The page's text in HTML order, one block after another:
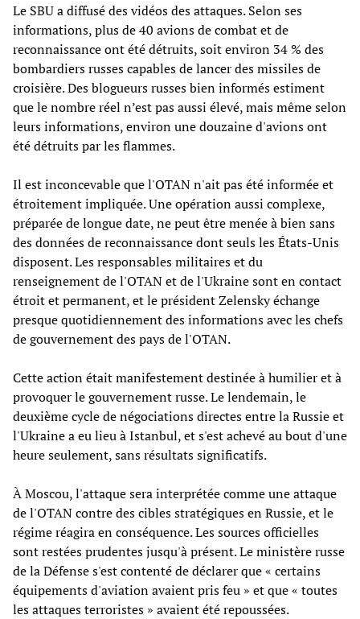
Le SBU a diffusé des vidéos des attaques. Selon ses
informations, plus de 40 avions de combat et de
reconnaissance ont été détruits, soit environ 34 % des
bombardiers russes capables de lancer des missiles de
croisière. Des blogueurs russes bien informés estiment
que le nombre réel n’est pas aussi élevé, mais même selon
leurs informations, environ une douzaine d'avions ont
été détruits par les flammes.
Il est inconcevable que l'OTAN n'ait pas été informée et
étroitement impliquée. Une opération aussi complexe,
préparée de longue date, ne peut être menée à bien sans
des données de reconnaissance dont seuls les États-Unis
disposent. Les responsables militaires et du
renseignement de l'OTAN et de l'Ukraine sont en contact
étroit et permanent, et le président Zelensky échange
presque quotidiennement des informations avec les chefs
de gouvernement des pays de l'OTAN.
Cette action était manifestement destinée à humilier et à
provoquer le gouvernement russe. Le lendemain, le
deuxième cycle de négociations directes entre la Russie et
l'Ukraine a eu lieu à Istanbul, et s'est achevé au bout d'une
heure seulement, sans résultats significatifs.
À Moscou, l'attaque sera interprétée comme une attaque
de l'OTAN contre des cibles stratégiques en Russie, et le
régime réagira en conséquence. Les sources officielles
sont restées prudentes jusqu'à présent. Le ministère russe
de la Défense s'est contenté de déclarer que « certains
équipements d'aviation avaient pris feu » et que « toutes
les attaques terroristes » avaient été repoussées.